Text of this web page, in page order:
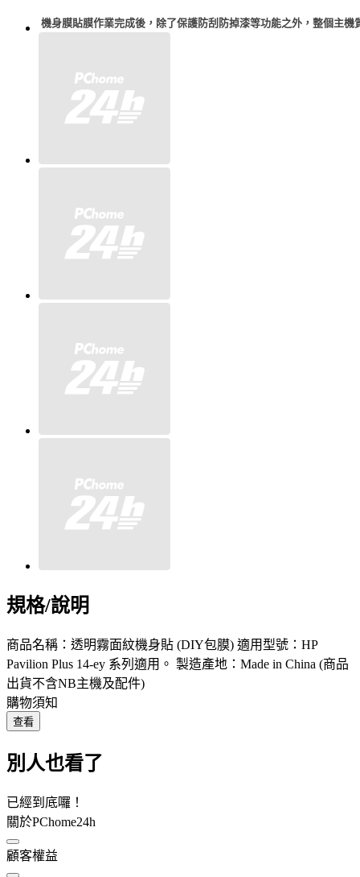
機身膜貼膜作業完成後，除了保護防刮防掉漆等功能之外，整個主機
規格/說明
商品名稱：透明霧面紋機身貼 (DIY包膜) 適用型號：HP
Pavilion Plus 14-ey 系列適用。 製造產地：Made in China (商品
出貨不含NB主機及配件)
購物須知
查看
別人也看了
已經到底囉！
關於PChome24h
顧客權益